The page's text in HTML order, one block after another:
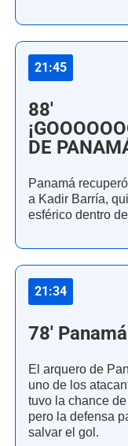
21:45
88'
DE
Panamá
a Kadir Barría,
esférico dentro
21:34
78'
El arquero de
uno de los
tuvo la chance
pero la defensa
salvar el gol.